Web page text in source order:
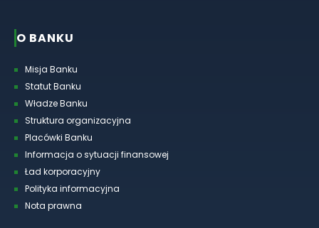
O BANKU
Misja Banku
Statut Banku
Władze Banku
Struktura organizacyjna
Placówki Banku
Informacja o sytuacji finansowej
Ład korporacyjny
Polityka informacyjna
Nota prawna